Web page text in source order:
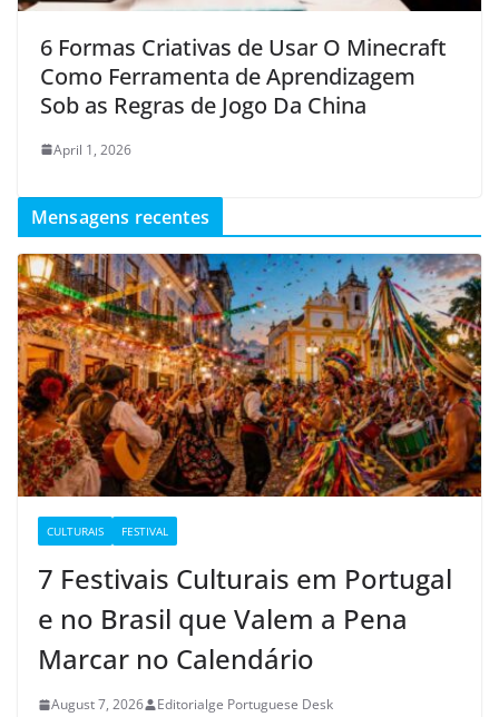
6 Formas Criativas de Usar O Minecraft
Como Ferramenta de Aprendizagem
Sob as Regras de Jogo Da China
April 1, 2026
Mensagens recentes
CULTURAIS FESTIVAL
7 Festivais Culturais em Portugal
e no Brasil que Valem a Pena
Marcar no Calendário
August 7, 2026 Editorialge Portuguese Desk